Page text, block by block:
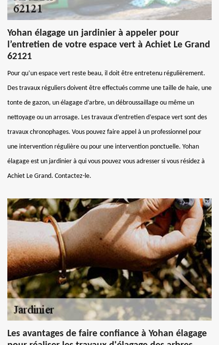
Yohan élagage un jardinier à appeler pour
l’entretien de votre espace vert à Achiet Le Grand
62121
Pour qu’un espace vert reste beau, il doit être entretenu régulièrement.
Des travaux réguliers doivent être effectués comme une taille de haie, une
tonte de gazon, un élagage d’arbre, un débroussaillage ou même un
nettoyage ou un arrosage. Les travaux d’entretien d’espace vert sont des
travaux chronophages. Vous pouvez faire appel à un professionnel pour
une intervention régulière ou pour une intervention ponctuelle. Yohan
élagage est un jardinier à qui vous pouvez vous adresser si vous résidez à
Achiet Le Grand. Contactez-le.
Les avantages de faire confiance à Yohan élagage